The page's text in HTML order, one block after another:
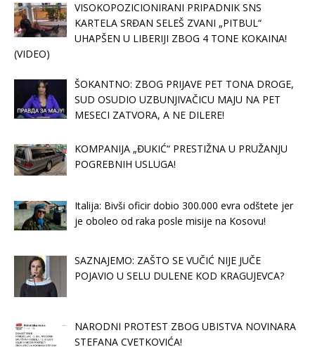
VISOKOPOZICIONIRANI PRIPADNIK SNS
KARTELA SRĐAN SELEŠ ZVANI „PITBUL“
UHAPŠEN U LIBERIJI ZBOG 4 TONE KOKAINA!
(VIDEO)
ŠOKANTNO: ZBOG PRIJAVE PET TONA DROGE,
SUD OSUDIO UZBUNJIVAČICU MAJU NA PET
MESECI ZATVORA, A NE DILERE!
KOMPANIJA „ĐUKIĆ“ PRESTIŽNA U PRUŽANJU
POGREBNIH USLUGA!
Italija: Bivši oficir dobio 300.000 evra odštete jer
je oboleo od raka posle misije na Kosovu!
SAZNAJEMO: ZAŠTO SE VUČIĆ NIJE JUČE
POJAVIO U SELU DULENE KOD KRAGUJEVCA?
NARODNI PROTEST ZBOG UBISTVA NOVINARA
STEFANA CVETKOVIĆA!